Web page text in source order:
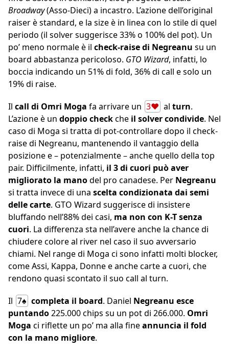
Broadway(Asso-Dieci) a incastro. L’azione dell’original
raiser è standard, e la size è in linea con lo stile di quel
periodo (il solver suggerisce 33% o 100% del pot). Un
po’ meno normale è il check-raise di Negreanu su un
board abbastanza pericoloso. GTO Wizard, infatti, lo
boccia indicando un 51% di fold, 36% di call e solo un
19% di raise.
Il call di Omri Moga fa arrivare un 3♥ al turn.
L’azione è un doppio checkche il solver condivide. Nel
caso di Moga si tratta di pot-controllare dopo il check-
raise di Negreanu, mantenendo il vantaggio della
posizione e – potenzialmente – anche quello della top
pair. Difficilmente, infatti, il 3 di cuori può aver
migliorato la manodel pro canadese. Per Negreanu
si tratta invece di una scelta condizionata dai semi
delle carte. GTO Wizard suggerisce di insistere
bluffando nell’88% dei casi, ma non con K-T senza
cuori. La differenza sta nell’avere anche la chance di
chiudere colore al river nel caso il suo avversario
chiami. Nel range di Moga ci sono infatti molti blocker,
come Assi, Kappa, Donne e anche carte a cuori, che
rendono quasi scontato il suo call al turn.
Il 7♠ completa il board. Daniel Negreanu esce
puntando225.000 chips su un pot di 266.000. Omri
Moga ci riflette un po’ ma alla fineannuncia il fold
con la mano migliore.